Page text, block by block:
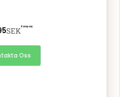
SEK Kampanj
Oss